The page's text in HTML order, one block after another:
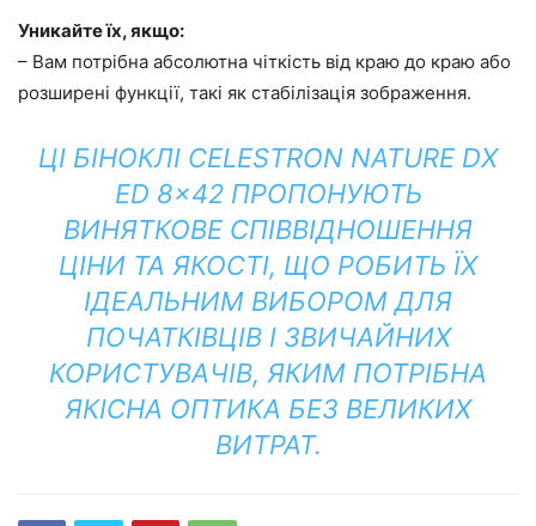
Уникайте їх, якщо:
– Вам потрібна абсолютна чіткість від краю до краю або
розширені функції, такі як стабілізація зображення.
ЦІ БІНОКЛІ CELESTRON NATURE DX
ED 8×42 ПРОПОНУЮТЬ
ВИНЯТКОВЕ СПІВВІДНОШЕННЯ
ЦІНИ ТА ЯКОСТІ, ЩО РОБИТЬ ЇХ
ІДЕАЛЬНИМ ВИБОРОМ ДЛЯ
ПОЧАТКІВЦІВ І ЗВИЧАЙНИХ
КОРИСТУВАЧІВ, ЯКИМ ПОТРІБНА
ЯКІСНА ОПТИКА БЕЗ ВЕЛИКИХ
ВИТРАТ.